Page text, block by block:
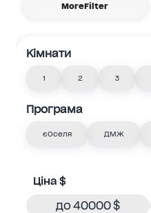
MoreFilter
Кімнати
1 2 3
Програма
єОселя ДМЖ
Ціна $
до 40000 $